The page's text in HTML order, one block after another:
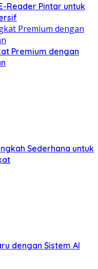
Reader Pintar untuk
Premium dengan
Sederhana untuk
dengan Sistem AI